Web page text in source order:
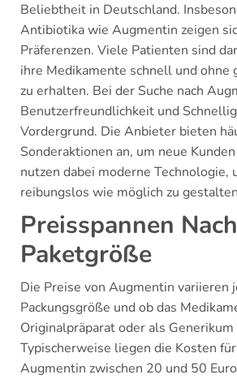
Beliebtheit in Deutschland.
Antibiotika wie Augmentin zeigen
Präferenzen. Viele Patienten sind
ihre Medikamente schnell und ohne
zu erhalten. Bei der Suche nach
Benutzerfreundlichkeit und
Vordergrund. Die Anbieter bieten
Sonderaktionen an, um neue
nutzen dabei moderne Technologie,
reibungslos wie möglich zu
Preisspannen Nach
Paketgröße
Die Preise von Augmentin variieren
Packungsgröße und ob das
Originalpräparat oder als
Typischerweise liegen die Kosten
Augmentin zwischen 20 und 50